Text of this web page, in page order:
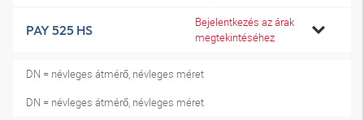
PAY 525 HS
Bejelentkezés az árak
megtekintéséhez
DN = névleges átmérő, névleges méret
DN = névleges átmérő, névleges méret